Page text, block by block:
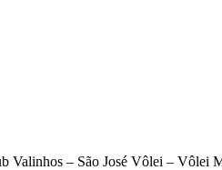
– São José Vôlei –